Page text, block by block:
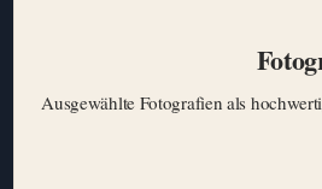
Ausgewählte Fotografien als